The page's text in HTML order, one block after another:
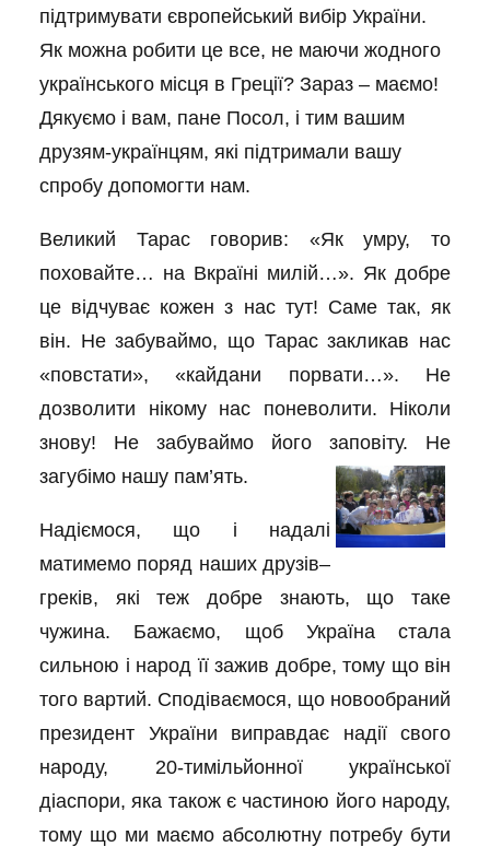
підтримувати європейський вибір України.
Як можна робити це все, не маючи жодного
українського місця в Греції? Зараз – маємо!
Дякуємо і вам, пане Посол, і тим вашим
друзям-українцям, які підтримали вашу
спробу допомогти нам.
Великий Тарас говорив: «Як умру, то
поховайте… на Вкраїні милій…». Як добре
це відчуває кожен з нас тут! Саме так, як
він. Не забуваймо, що Тарас закликав нас
«повстати», «кайдани порвати…». Не
дозволити нікому нас поневолити. Ніколи
знову! Не забуваймо його заповіту. Не
загубімо нашу пам’ять.
Надіємося, що і надалі
матимемо поряд наших друзів–
греків, які теж добре знають, що таке
чужина. Бажаємо, щоб Україна стала
сильною і народ її зажив добре, тому що він
того вартий. Сподіваємося, що новообраний
президент України виправдає надії свого
народу, 20-тимільйонної української
діаспори, яка також є частиною його народу,
тому що ми маємо абсолютну потребу бути